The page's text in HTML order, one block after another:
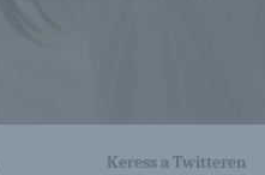
Keress a Twitteren